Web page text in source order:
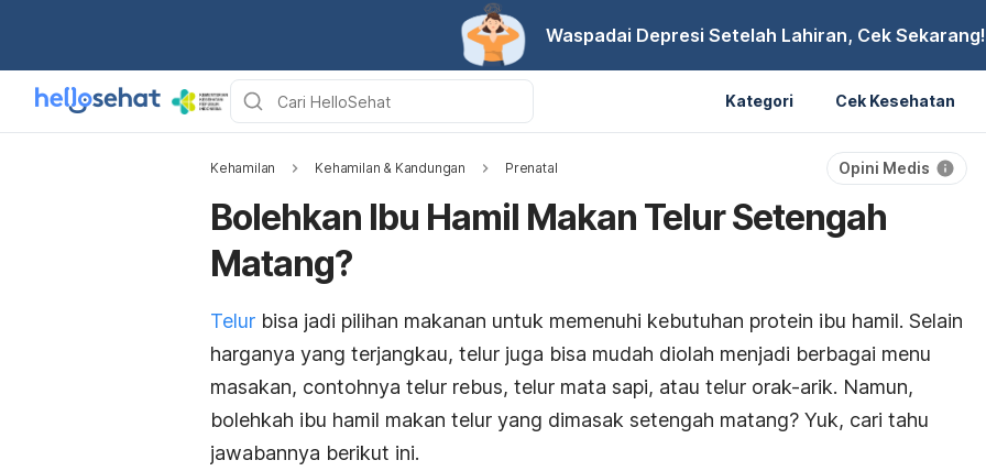
Waspadai Depresi Setelah Lahiran, Cek Sekarang!
Kategori Cek Kesehatan
Kehamilan Kehamilan & Kandungan Prenatal Opini Medis
Bolehkan Ibu Hamil Makan Telur Setengah
Matang?
Telur bisa jadi pilihan makanan untuk memenuhi kebutuhan protein ibu hamil. Selain
harganya yang terjangkau, telur juga bisa mudah diolah menjadi berbagai menu
masakan, contohnya telur rebus, telur mata sapi, atau telur orak-arik. Namun,
bolehkah ibu hamil makan telur yang dimasak setengah matang? Yuk, cari tahu
jawabannya berikut ini.